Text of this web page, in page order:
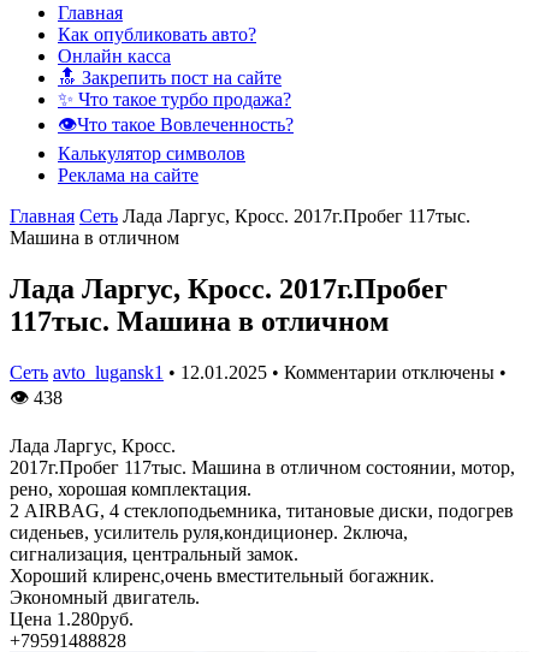
Главная
Как опубликовать авто?
Онлайн касса
🔝 Закрепить пост на сайте
✨ Что такое турбо продажа?
👁️Что такое Вовлеченность?
Калькулятор символов
Реклама на сайте
Главная Сеть Лада Ларгус, Кросс. 2017г.Пробег 117тыс.
Машина в отличном
Лада Ларгус, Кросс. 2017г.Пробег
117тыс. Машина в отличном
Сеть avto_lugansk1 • 12.01.2025 • Комментарии отключены •
👁 438
Лада Ларгус, Кросс.
2017г.Пробег 117тыс. Машина в отличном состоянии, мотор,
рено, хорошая комплектация.
2 AIRBAG, 4 стеклоподьемника, титановые диски, подогрев
сиденьев, усилитель руля,кондиционер. 2ключа,
сигнализация, центральный замок.
Хороший клиренс,очень вместительный богажник.
Экономный двигатель.
Цена 1.280руб.
+79591488828